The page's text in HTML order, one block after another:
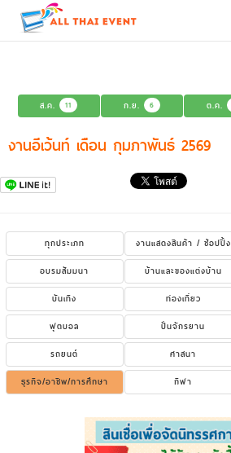
ส.ค. 11 ก.ย. 6 ต.ค.
งานอีเว้นท์ เดือน กุมภาพันธ์ 2569
ทุกประเภท งานแสดงสินค้า / ช้อปปิ้ง
อบรมสัมมนา
บ้านและของแต่งบ้าน
บันเทิง
ท่องเที่ยว
ฟุตบอล
ปั่นจักรยาน
รถยนต์
ศาสนา
ธุรกิจ/อาชีพ/การศึกษา
กีฬา